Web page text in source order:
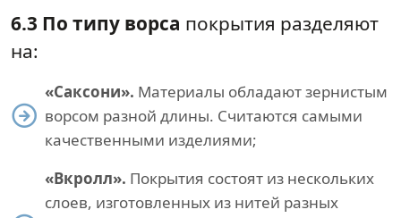
6.3 По типу ворса покрытия разделяют
на:
«Саксони». Материалы обладают зернистым
ворсом разной длины. Считаются самыми
качественными изделиями;
«Вкролл». Покрытия состоят из нескольких
слоев, изготовленных из нитей разных